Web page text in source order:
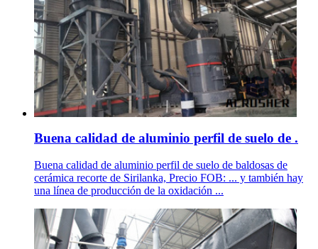
Buena calidad de aluminio perfil de suelo de .
Buena calidad de aluminio perfil de suelo de baldosas de
cerámica recorte de Sirilanka, Precio FOB: ... y también hay
una línea de producción de la oxidación ...